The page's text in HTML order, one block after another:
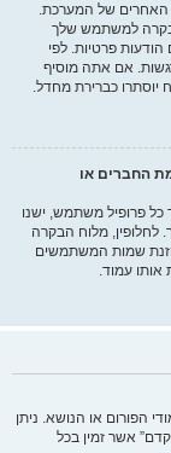
האחרים של המערכת.
למשתמש שלך
פרטיות. לפי
אם אתה מוסיף
כברירת מחדל.
החברים או
פרופיל משתמש, ישנו
מלוח הבקרה
שמות המשתמשים
עמוד.
הפורום או הנושא. ניתן
אשר זמין בכל